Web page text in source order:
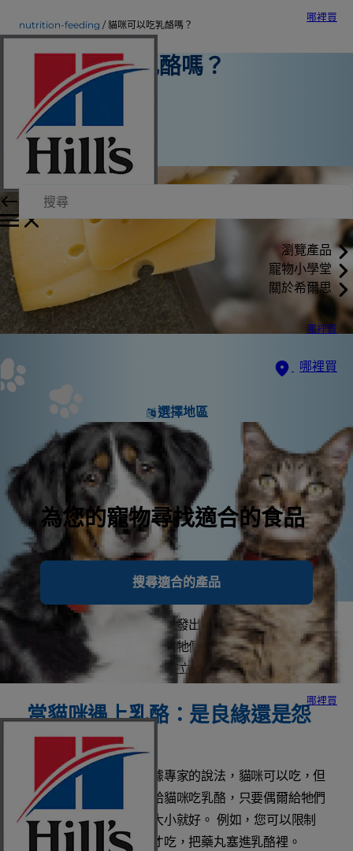
哪裡買
瀏覽產品
寵物小學堂
關於希爾思
哪裡買
哪裡買
選擇地區
為您的寵物尋找適合的食品
搜尋適合的產品
哪裡買
nutrition-feeding 貓咪可以吃乳酪嗎？
貓咪可以吃乳酪嗎？
營養與餵食
Christine O'Brien
|
2021年9月1日
只要聽到一點點乳酪包裝紙發出的聲音，貓咪就會飛奔
到廚房尋找鹹鹹的乳酪，但牠們真的可以吃下肚
嗎？ 答案到底是什麼，現在立即為您揭曉。
當貓咪遇上乳酪：是良緣還是怨
偶？
貓咪可以吃乳酪嗎？根據專家的說法，貓咪可以吃，但
只能適量。如果飼主要給貓咪吃乳酪，只要偶爾給牠們
一小塊品嘗，大約骰子大小就好。 例如，您可以限制
小貓只有在餵藥的時候才吃，把藥丸塞進乳酪裡。